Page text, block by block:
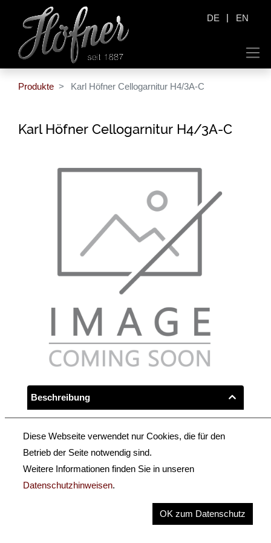
DE | EN
Produkte Karl Höfner Cellogarnitur H4/3A-C
Karl Höfner Cellogarnitur H4/3A-C
Beschreibung
Hergestellt in Deutschland
Vollmassiv, besser geflammte Ahorn,
ausgesuchte Fichtendecke von Hand ausgearbeitet,
aufwändige Antik-Handlackierung auf Basis
Diese Webseite verwendet nur Cookies, die für den
Betrieb der Seite notwendig sind.
Weitere Informationen finden Sie in unseren
Datenschutzhinweisen.
OK zum Datenschutz